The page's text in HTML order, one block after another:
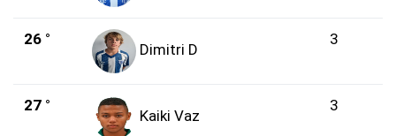
26 °
Dimitri D
3
27 °
Kaiki Vaz
3